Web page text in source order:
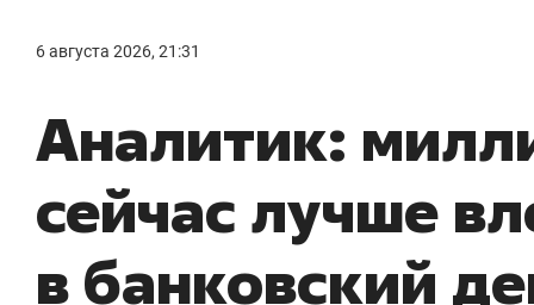
6 августа 2026, 21:31
Аналитик:
сейчас лучше
в банковский